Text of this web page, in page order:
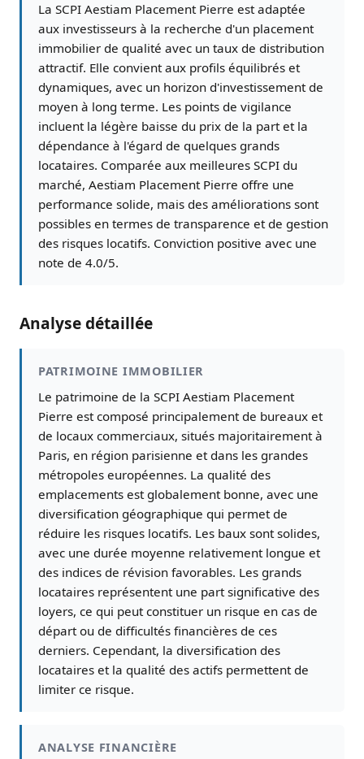
La SCPI Aestiam Placement Pierre est adaptée
aux investisseurs à la recherche d'un placement
immobilier de qualité avec un taux de distribution
attractif. Elle convient aux profils équilibrés et
dynamiques, avec un horizon d'investissement de
moyen à long terme. Les points de vigilance
incluent la légère baisse du prix de la part et la
dépendance à l'égard de quelques grands
locataires. Comparée aux meilleures SCPI du
marché, Aestiam Placement Pierre offre une
performance solide, mais des améliorations sont
possibles en termes de transparence et de gestion
des risques locatifs. Conviction positive avec une
note de 4.0/5.
Analyse détaillée
PATRIMOINE IMMOBILIER
Le patrimoine de la SCPI Aestiam Placement
Pierre est composé principalement de bureaux et
de locaux commerciaux, situés majoritairement à
Paris, en région parisienne et dans les grandes
métropoles européennes. La qualité des
emplacements est globalement bonne, avec une
diversification géographique qui permet de
réduire les risques locatifs. Les baux sont solides,
avec une durée moyenne relativement longue et
des indices de révision favorables. Les grands
locataires représentent une part significative des
loyers, ce qui peut constituer un risque en cas de
départ ou de difficultés financières de ces
derniers. Cependant, la diversification des
locataires et la qualité des actifs permettent de
limiter ce risque.
ANALYSE FINANCIÈRE